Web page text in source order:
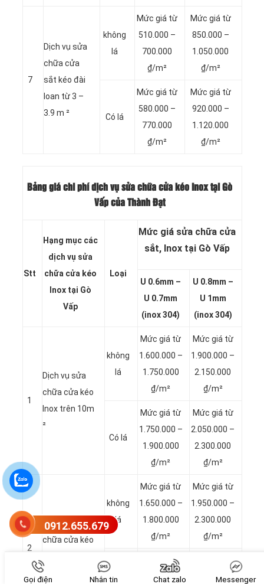
7
Dịch vụ sửa
chữa cửa
sắt kéo đài
loan từ 3 –
3.9 m ²
không
lá
Mức giá từ
510.000 –
700.000
₫/m²
Mức giá từ
850.000 –
1.050.000
₫/m²
Có lá
Mức giá từ
580.000 –
770.000
₫/m²
Mức giá từ
920.000 –
1.120.000
₫/m²
Bảng giá chi phí dịch vụ sửa chữa cửa kéo Inox tại Gò
Vấp của Thành Đạt
Stt
Hạng mục các
dịch vụ sửa
chữa cửa kéo
Inox tại Gò
Vấp
Loại
Mức giá sửa chữa cửa
sắt, Inox tại Gò Vấp
U 0.6mm –
U 0.7mm
(inox 304)
U 0.8mm –
U 1mm
(inox 304)
1
Dịch vụ sửa
chữa cửa kéo
Inox trên 10m
²
không
lá
Mức giá từ
1.600.000 –
1.750.000
₫/m²
Mức giá từ
1.900.000 –
2.150.000
₫/m²
Có lá
Mức giá từ
1.750.000 –
1.900.000
₫/m²
Mức giá từ
2.050.000 –
2.300.000
₫/m²
2
Dịch vụ sửa
chữa cửa kéo
m ²
không
lá
Mức giá từ
1.650.000 –
1.800.000
₫/m²
Mức giá từ
1.950.000 –
2.300.000
₫/m²
Mức giá từ
1.800.000 –
Mức giá từ
2.100.000 –
0912.655.679
Gọi điện Nhắn tin Chat zalo Messenger